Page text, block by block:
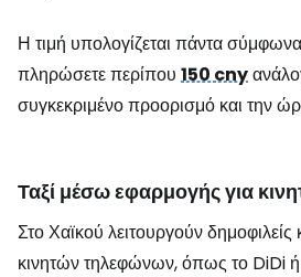
Η τιμή υπολογίζεται πάντα
πληρώσετε περίπου 150 cny
συγκεκριμένο προορισμό και την
Ταξί μέσω εφαρμογής για
Στο Χαϊκού λειτουργούν δημοφιλείς
κινητών τηλεφώνων, όπως το DiDi